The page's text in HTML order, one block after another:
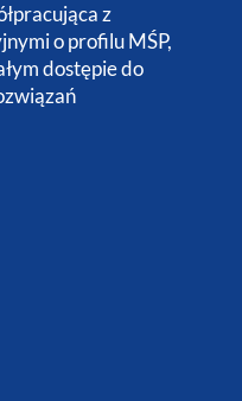
z
o profilu MŚP,
dostępie do